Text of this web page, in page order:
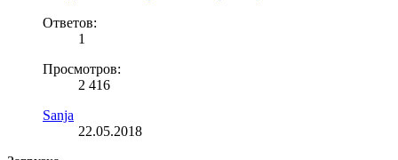
Ответов:
1
Просмотров:
2 416
Sanja
22.05.2018